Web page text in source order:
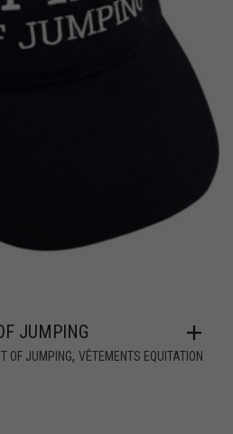
JUMPING
OF JUMPING, VÊTEMENTS EQUITATION